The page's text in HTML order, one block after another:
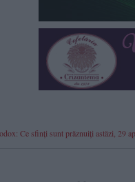
Ce sfinți sunt prăznuiți astăzi, 29